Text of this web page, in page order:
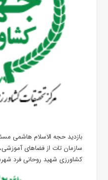
بازدید حجه الاسلام هاشمی
سازمان تات از فضاهای
کشاورزی شهید روحانی فرد